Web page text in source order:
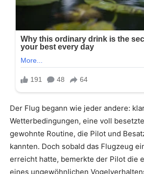
Der Flug begann wie jeder andere:
Wetterbedingungen, eine voll
gewohnte Routine, die Pilot und
kannten. Doch sobald das Flugzeug
erreicht hatte, bemerkte der Pilot die
eines ungewöhnlichen